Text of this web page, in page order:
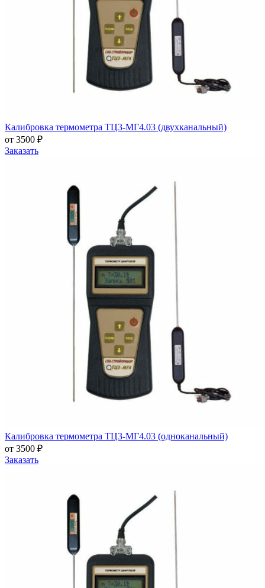
Калибровка термометра ТЦ3-МГ4.03 (двухканальный)
от 3500 ₽
Заказать
Калибровка термометра ТЦ3-МГ4.03 (одноканальный)
от 3500 ₽
Заказать